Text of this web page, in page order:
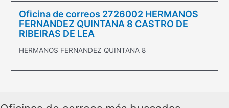
Oficina de correos 2726002 HERMANOS
FERNANDEZ QUINTANA 8 CASTRO DE
RIBEIRAS DE LEA
HERMANOS FERNANDEZ QUINTANA 8